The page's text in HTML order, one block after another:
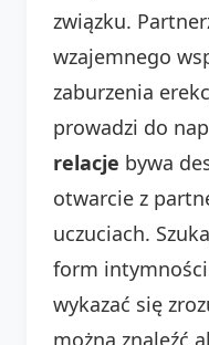
związku.
wzajemnego
zaburzenia
prowadzi do
relacje bywa
otwarcie z
uczuciach.
form
wykazać się
można znaleźć